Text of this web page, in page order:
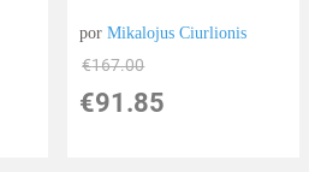
porMikalojus Ciurlionis
€167.00
€91.85